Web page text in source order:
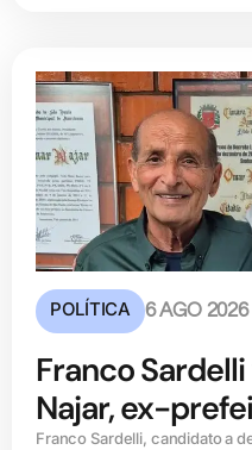
POLÍTICA 6 AGO 2026
Franco
Najar, ex-
Franco Sardelli, candidato a